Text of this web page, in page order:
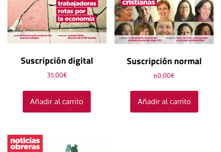
Suscripción digital
35,00€
Añadir al carrito
Suscripción normal
60,00€
Añadir al carrito